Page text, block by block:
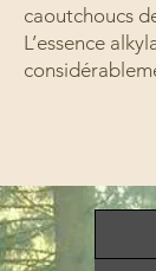
caoutchoucs
L’essence